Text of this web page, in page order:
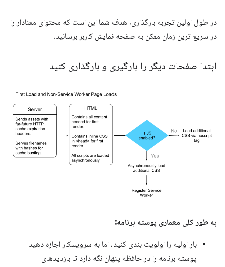
در طول اولین تجربه بارگذاری، هدف شما این است که محتوای معنادار را
در سریع ترین زمان ممکن به صفحه نمایش کاربر برسانید.
ابتدا صفحات دیگر را بارگیری و بارگذاری کنید
به طور کلی معماری پوسته برنامه:
بار اولیه را اولویت بندی کنید، اما به سرویسکار اجازه دهید
پوسته برنامه را در حافظه پنهان نگه دارد تا بازدیدهای